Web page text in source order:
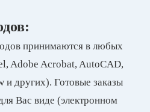
принимаются в любых
Adobe Acrobat, AutoCAD,
и других). Готовые заказы
Вас виде (электронном